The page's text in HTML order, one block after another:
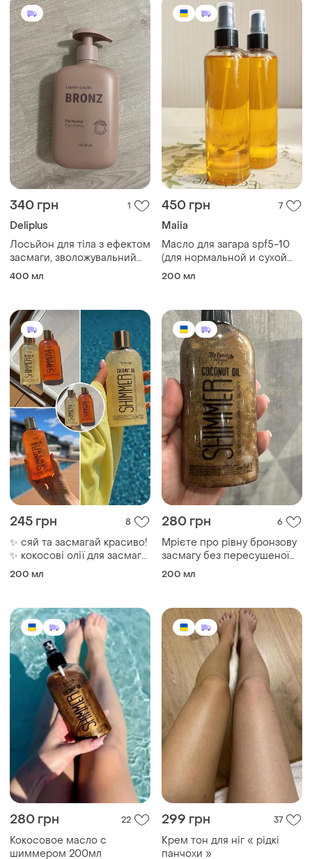
340 грн 1
Deliplus
Лосьйон для тіла з ефектом
засмаги, зволожувальний
догляд за нормальною
400 мл
450 грн 7
Маііа
Масло для загара spf5-10
(для нормальной и сухой
кожи)
200 мл
245 грн 8
✨ сяй та засмагай красиво!
✨ кокосові олії для засмаги
shimmer від top beauty —
200 мл
280 грн 6
Мрієте про рівну бронзову
засмагу без пересушеної
шкіри? тоді ця олія стане
200 мл
280 грн 22
Кокосовое масло с
шиммером 200мл
299 грн 37
Крем тон для ніг « рідкі
панчохи »